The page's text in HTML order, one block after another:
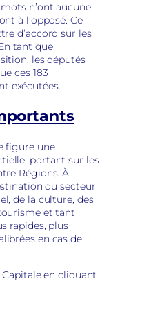
n’ont aucune
à l’opposé. Ce
d’accord sur les
tant que
les députés
ces 183
exécutées.
figure une
portant sur les
Régions. À
du secteur
de la culture, des
et tant
rapides, plus
en cas de
Capitale en cliquant